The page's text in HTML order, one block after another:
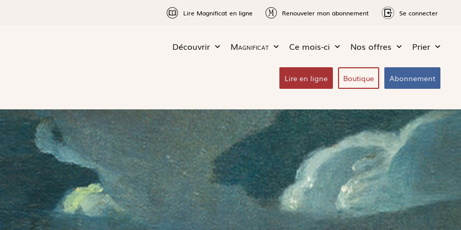
Lire Magnificat en ligne Renouveler mon abonnement Se connecter
Découvrir Magnificat Ce mois-ci Nos offres Prier
Lire en ligne Boutique Abonnement